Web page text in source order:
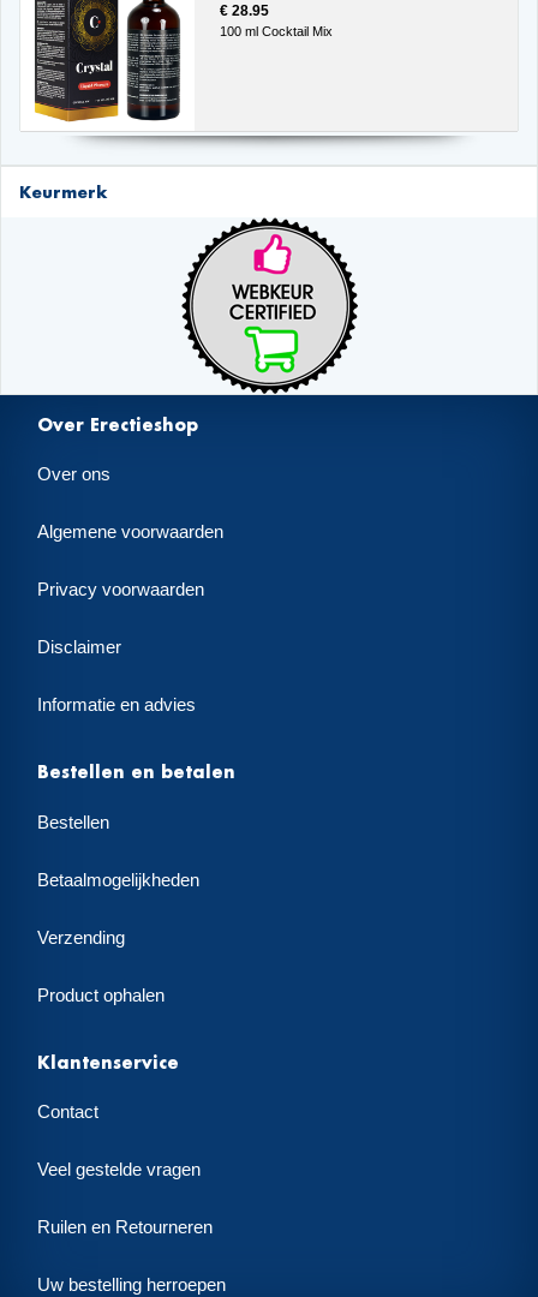
€ 28.95
100 ml Cocktail Mix
Keurmerk
Over Erectieshop
Over ons
Algemene voorwaarden
Privacy voorwaarden
Disclaimer
Informatie en advies
Bestellen en betalen
Bestellen
Betaalmogelijkheden
Verzending
Product ophalen
Klantenservice
Contact
Veel gestelde vragen
Ruilen en Retourneren
Uw bestelling herroepen